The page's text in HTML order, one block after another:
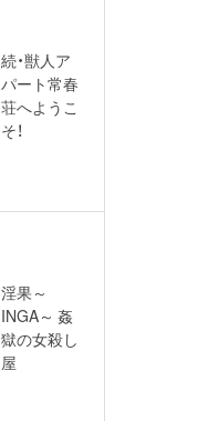
続・獣人ア
パート常春
荘へようこ
そ！
淫果～
INGA～ 姦
獄の女殺し
屋